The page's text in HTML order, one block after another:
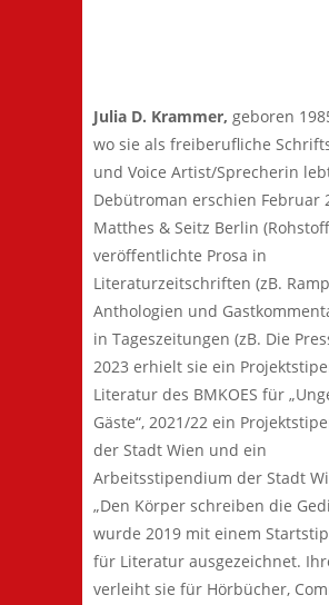
Julia D. Krammer, geboren
wo sie als freiberufliche
und Voice Artist/Sprecherin
Debütroman erschien Februar
Matthes & Seitz Berlin
veröffentlichte Prosa in
Literaturzeitschriften (zB.
Anthologien und
in Tageszeitungen (zB. Die
2023 erhielt sie ein
Literatur des BMKOES für
Gäste“, 2021/22 ein
der Stadt Wien und ein
Arbeitsstipendium der Stadt
„Den Körper schreiben die
wurde 2019 mit einem
für Literatur ausgezeichnet.
verleiht sie für Hörbücher,